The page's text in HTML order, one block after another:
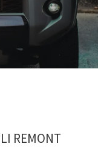
REMONT